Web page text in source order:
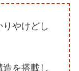
やけどし
を搭載し